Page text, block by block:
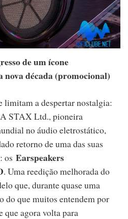
de um ícone
década (promocional)
limitam a despertar nostalgia:
A STAX Ltd., pioneira
no áudio eletrostático,
retorno de uma das suas
os Earspeakers
. Uma reedição melhorada do
que, durante quase uma
do que muitos entendem por
agora volta para